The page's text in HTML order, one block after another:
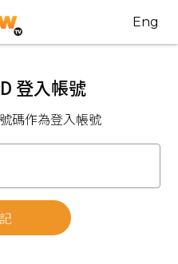
Eng
登入帳號
碼作為登入帳號